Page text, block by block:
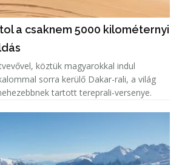
a csaknem 5000 kilométernyi
köztük magyarokkal indul
sorra kerülő Dakar-rali, a világ
tartott tereprali-versenye.